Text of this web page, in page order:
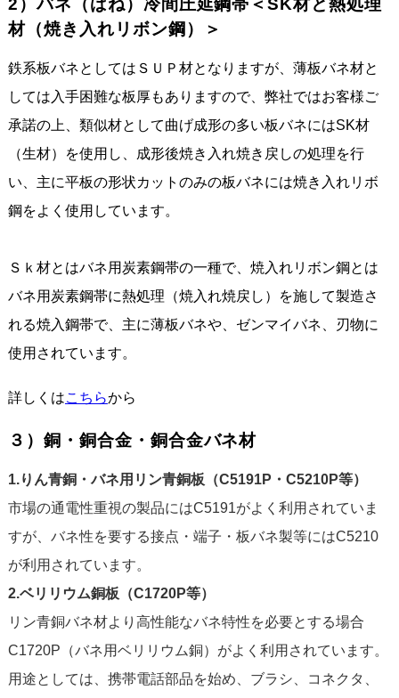
材（焼き入れリボン鋼）＞
鉄系板バネとしてはＳＵＰ材となりますが、薄板バネ材と
しては入手困難な板厚もありますので、弊社ではお客様ご
承諾の上、類似材として曲げ成形の多い板バネにはSK材
（生材）を使用し、成形後焼き入れ焼き戻しの処理を行
い、主に平板の形状カットのみの板バネには焼き入れリボ
鋼をよく使用しています。
Ｓｋ材とはバネ用炭素鋼帯の一種で、焼入れリボン鋼とは
バネ用炭素鋼帯に熱処理（焼入れ焼戻し）を施して製造さ
れる焼入鋼帯で、主に薄板バネや、ゼンマイバネ、刃物に
使用されています。
詳しくはこちらから
３）銅・銅合金・銅合金バネ材
1.りん青銅・バネ用リン青銅板（C5191P・C5210P等）
市場の通電性重視の製品にはC5191がよく利用されていま
すが、バネ性を要する接点・端子・板バネ製等にはC5210
が利用されています。
2.ベリリウム銅板（C1720P等）
リン青銅バネ材より高性能なバネ特性を必要とする場合
C1720P（バネ用ベリリウム銅）がよく利用されています。
用途としては、携帯電話部品を始め、ブラシ、コネクタ、